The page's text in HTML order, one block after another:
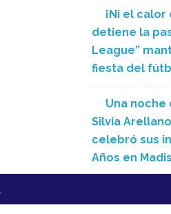
¡Ni el
detiene la
League”
fiesta del
Una noche
Silvia
celebró sus
Años en